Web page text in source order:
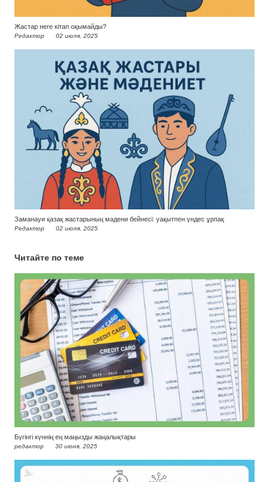
Жастар неге кітап оқымайды?
Редактор 02 июля, 2025
Заманауи қазақ жастарының мәдени бейнесі: уақытпен үндес ұрпақ
Редактор 02 июля, 2025
Читайте по теме
Бүгінгі күннің ең маңызды жаңалықтары
редактор 30 июня, 2025